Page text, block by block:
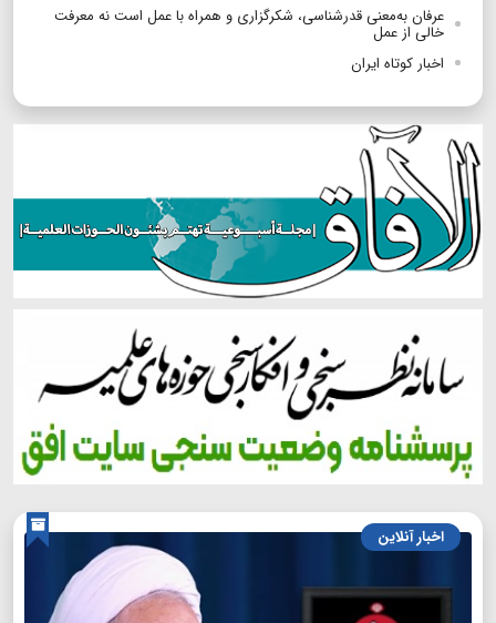
عرفان به‌معنی قدرشناسی، شکرگزاری و همراه با عمل است نه معرفت
خالی از عمل
اخبار کوتاه ایران
اخبار آنلاین